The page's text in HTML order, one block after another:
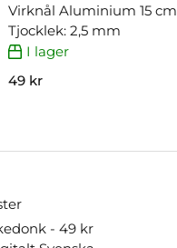
Virknål Aluminium 15 cm
Tjocklek: 2,5 mm
I lager
49 kr
- 49 kr